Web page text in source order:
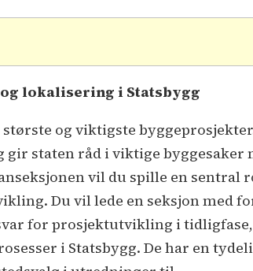
lokalisering i Statsbygg
og viktigste
staten råd i viktige byggesaker
vil du spille en sentral
Du vil lede en seksjon med
for prosjektutvikling i tidligfase,
i Statsbygg. De har en